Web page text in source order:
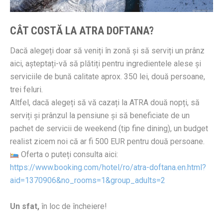
CÂT COSTĂ LA ATRA DOFTANA?
Dacă alegeți doar să veniți în zonă și să serviți un prânz
aici, așteptați-vă să plătiți pentru ingredientele alese și
serviciile de bună calitate aprox. 350 lei, două persoane,
trei feluri.
Altfel, dacă alegeți să vă cazați la ATRA două nopți, să
serviți și prânzul la pensiune și să beneficiate de un
pachet de servicii de weekend (tip fine dining), un budget
realist zicem noi că ar fi 500 EUR pentru două persoane.
Oferta o puteți consulta aici:
https://www.booking.com/hotel/ro/atra-doftana.en.html?
aid=1370906&no_rooms=1&group_adults=2
Un sfat, în loc de încheiere!